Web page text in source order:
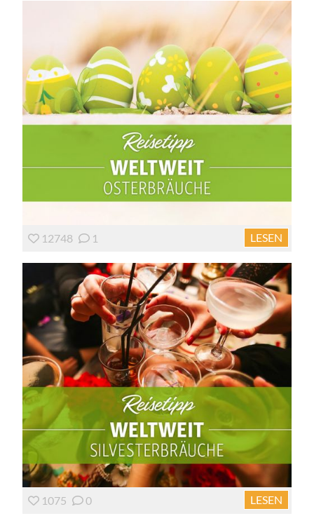
12748 1 LESEN
1075 0 LESEN